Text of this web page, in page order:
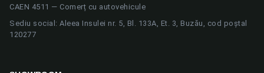
CAEN 4511 — Comerț cu autovehicule
Sediu social: Aleea Insulei nr. 5, Bl. 133A, Et. 3, Buzău, cod poștal
120277